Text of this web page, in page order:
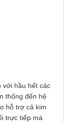
với hầu hết các
thống đến hệ
hỗ trợ cả kim
trực tiếp mà